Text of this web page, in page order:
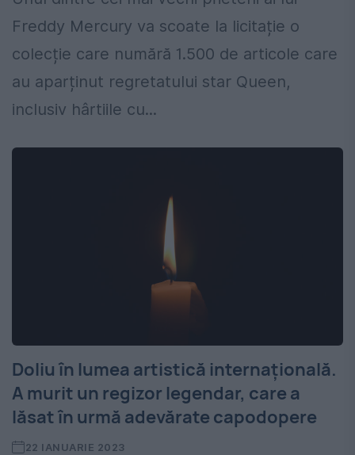
Freddy Mercury va scoate la licitație o
colecție care numără 1.500 de articole care
au aparținut regretatului star Queen,
inclusiv hârtiile cu...
Doliu în lumea artistică internațională.
A murit un regizor legendar, care a
lăsat în urmă adevărate capodopere
22 IANUARIE 2023